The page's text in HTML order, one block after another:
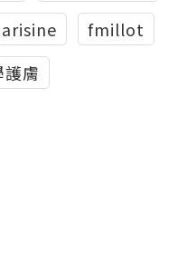
fmillot
膚